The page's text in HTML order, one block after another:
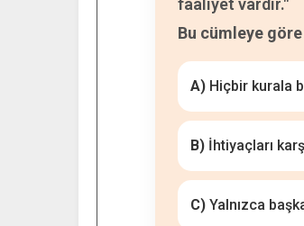
faaliyet vardır."
Bu cümleye
A)Hiçbir kurala
B)İhtiyaçları
C)Yalnızca